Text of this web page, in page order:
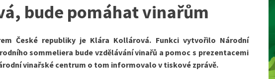
bude pomáhat vinařům
České republiky je Klára Kollárová. Funkci vytvořilo Národní
sommeliera bude vzdělávání vinařů a pomoc s prezentacemi
vinařské centrum o tom informovalo v tiskové zprávě.